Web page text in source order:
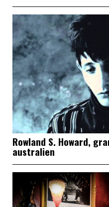
Rowland S. Howard,
australien